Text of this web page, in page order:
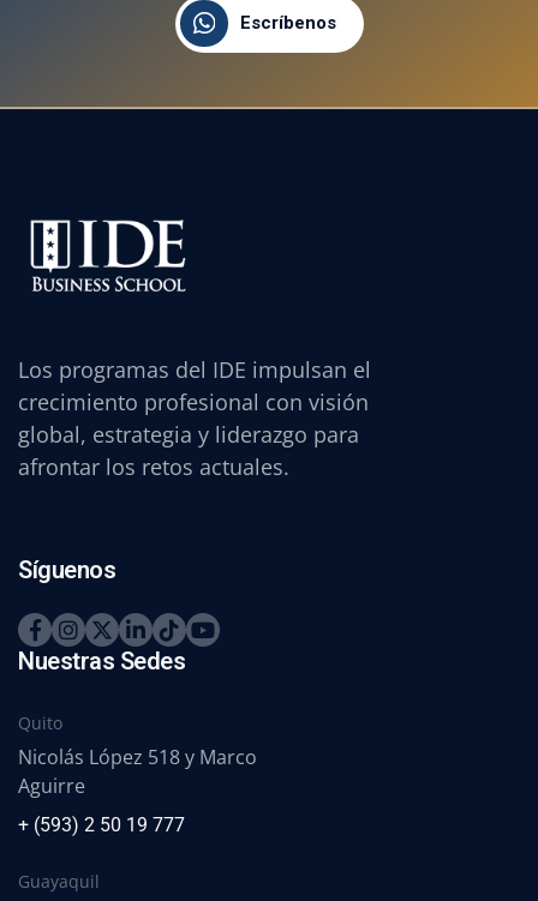
Escríbenos
Los programas del IDE impulsan el
crecimiento profesional con visión
global, estrategia y liderazgo para
afrontar los retos actuales.
Síguenos
Nuestras Sedes
Quito
Nicolás López 518 y Marco
Aguirre
+ (593) 2 50 19 777
Guayaquil